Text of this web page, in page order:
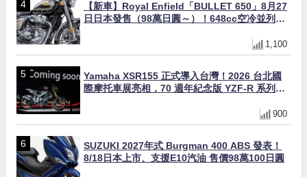
【新車】Royal Enfield「BULLET 650」8月27
日日本發售（98萬日圓～）！648cc空冷並列雙
1,100
Yamaha XSR155 正式導入台灣！2026 台北國
際摩托車展亮相，70 週年紀念版 YZF-R 系列限
900
SUZUKI 2027年式 Burgman 400 ABS 發表！
8/18日本上市、支援E10汽油 售價98萬100日圓